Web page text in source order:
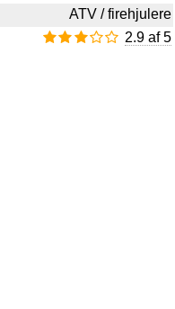
ATV / firehjulere
2.9 af 5